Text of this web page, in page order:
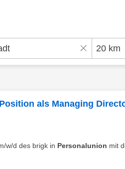
als Managing
w/d des brigk in Personalunion mit